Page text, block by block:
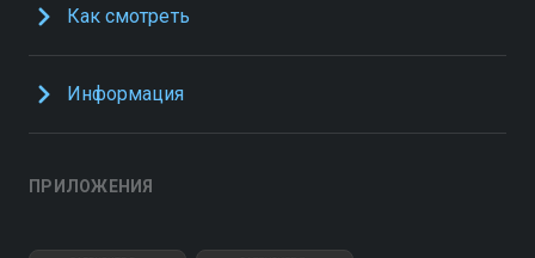
Как смотреть
Информация
ПРИЛОЖЕНИЯ